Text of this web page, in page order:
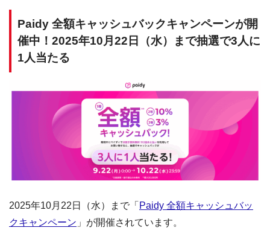
Paidy 全額キャッシュバックキャンペーンが開
催中！2025年10月22日（水）まで抽選で3人に
1人当たる
2025年10月22日（水）まで「 Paidy 全額キャッシュバッ
クキャンペーン 」が開催されています。